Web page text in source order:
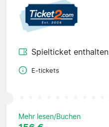
Spielticket enthalten
E-tickets
Mehr lesen/Buchen